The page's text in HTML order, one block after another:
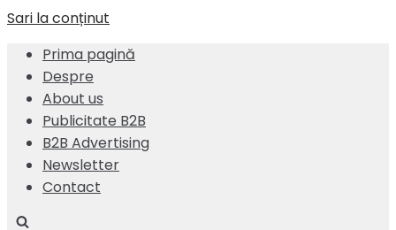
Sari la conținut
Prima pagină
Despre
About us
Publicitate B2B
B2B Advertising
Newsletter
Contact